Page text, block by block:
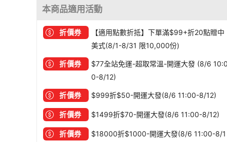
本商品適用活動
折價券
【適用點數折抵】下單滿$99+折20點贈中
美式(8/1-8/31 限10,000份)
折價券
$77全站免運-超取常溫-開運大發 (8/6
0-8/12)
折價券 $999折$50-開運大發(8/6 11:00-8/12)
折價券 $1499折$70-開運大發(8/6 11:00-8/12)
折價券
$18000折$1000-開運大發(8/6 11:00-8/1